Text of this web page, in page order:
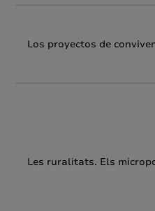
Los proyectos de
Les ruralitats. Els